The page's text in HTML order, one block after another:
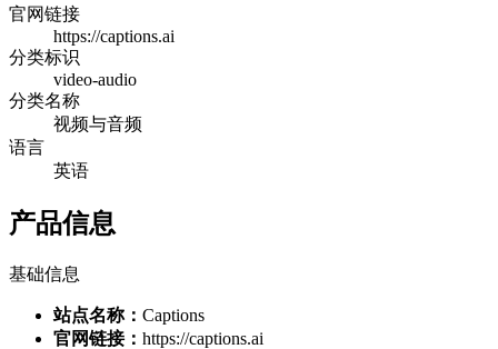
官网链接
https://captions.ai
分类标识
video-audio
分类名称
视频与音频
语言
英语
产品信息
基础信息
站点名称： Captions
官网链接： https://captions.ai